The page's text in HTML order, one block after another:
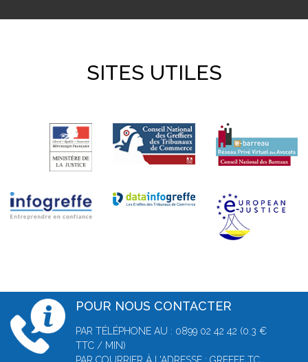
SITES UTILES
POUR NOUS CONTACTER
PAR TÉLÉPHONE AU : 0899 02 42 42 (0.3 €
TTC / MIN)